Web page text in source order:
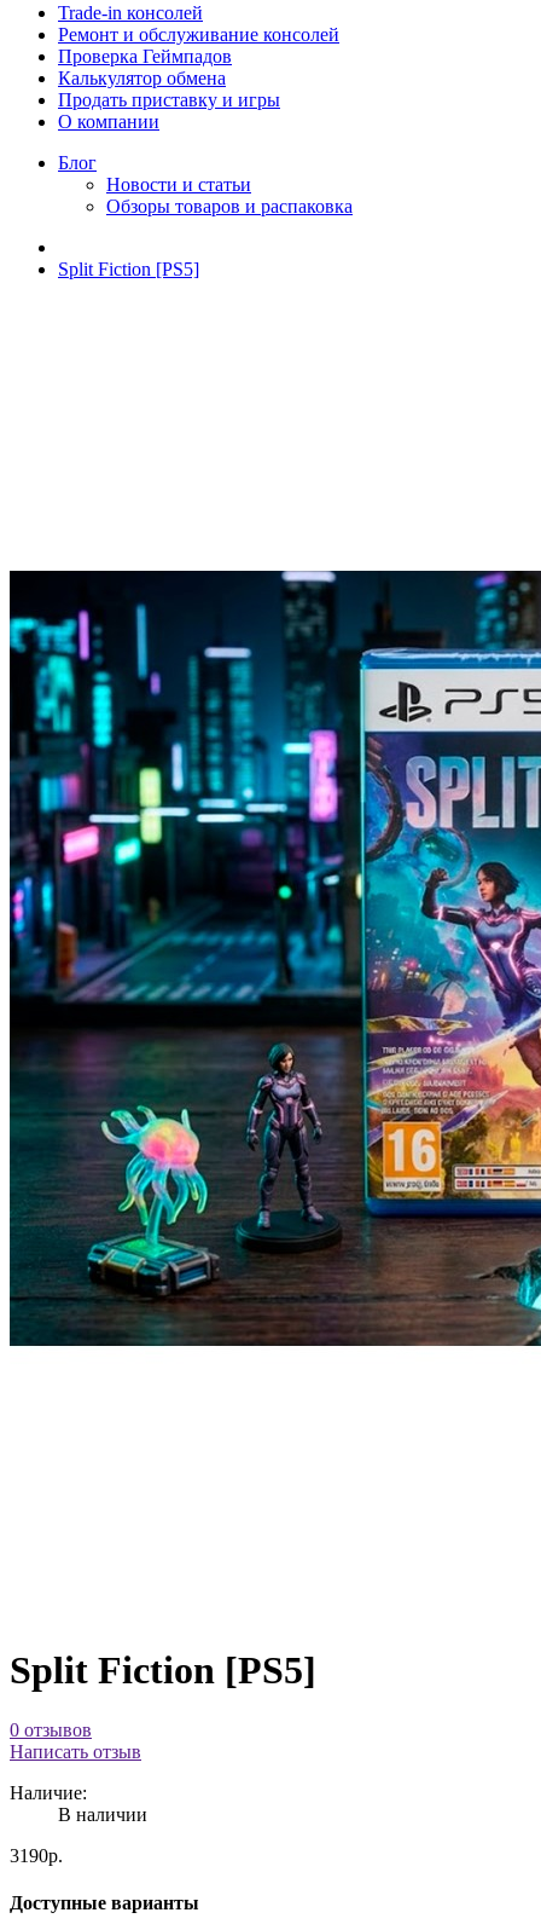
Trade-in консолей
Ремонт и обслуживание консолей
Проверка Геймпадов
Калькулятор обмена
Продать приставку и игры
О компании
Блог
Новости и статьи
Обзоры товаров и распаковка
Split Fiction [PS5]
Split Fiction [PS5]
0 отзывов
Написать отзыв
Наличие:
В наличии
3190р.
Доступные варианты